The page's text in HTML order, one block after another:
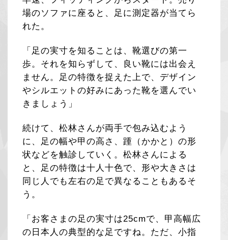
場のソファに座ると、足に測定器が当てら
れた。
「足の実寸を知ることは、靴選びの第一
歩。それを知らずして、良い靴には出会え
ません。足の特徴を捉えた上で、デザイン
やシルエットの好みにあった靴を選んでい
きましょう」
続けて、松林さんが両手で包み込むよう
に、足の幅や甲の高さ、踵（かかと）の形
状などを触診していく。松林さんによる
と、足の特徴は十人十色で、形や大きさは
同じ人でも左右の足で異なることもあるそ
う。
「お客さまの足の実寸は25cmで、甲高幅広
の日本人の典型的な足ですね。ただ、小指